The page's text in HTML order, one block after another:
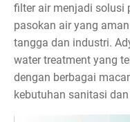
filter air menjadi solusi
pasokan air yang
tangga dan industri.
water treatment yang
dengan berbagai
kebutuhan sanitasi